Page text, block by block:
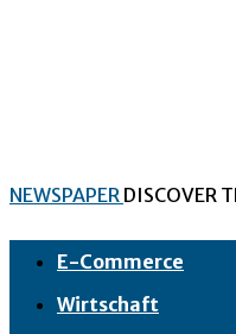
NEWSPAPER DISCOVER
E-Commerce
Wirtschaft